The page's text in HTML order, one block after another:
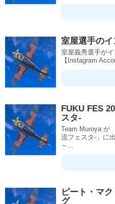
室屋選手の
室屋義秀選手が
【Instagram
FUKU FES
スタ-
Team Muroya が
流フェスタ-」に
～...
ピート・マ
グ